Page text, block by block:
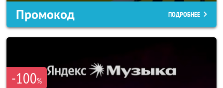
Промокод ПОДРОБНЕЕ
-100%